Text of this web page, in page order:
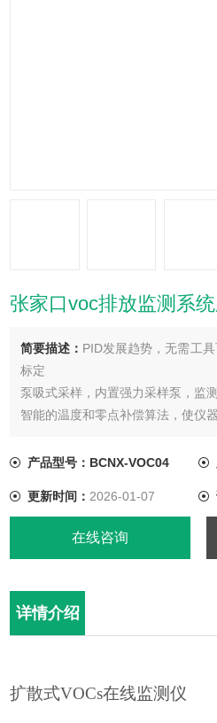
张家口voc排放监测系
简要描述： PID发展趋势，无需工
标定
泵吸式采样，内置强力采样泵，监
智能的温度和零点补偿算法，使仪
友好的人机操作界面，磁棒操作，
不锈钢外壳，可应用于极其复杂的
产品型号：BCNX-VOC04
更新时间： 2026-01-07
在线咨询
详情介绍
扩散式VOCs在线监测仪